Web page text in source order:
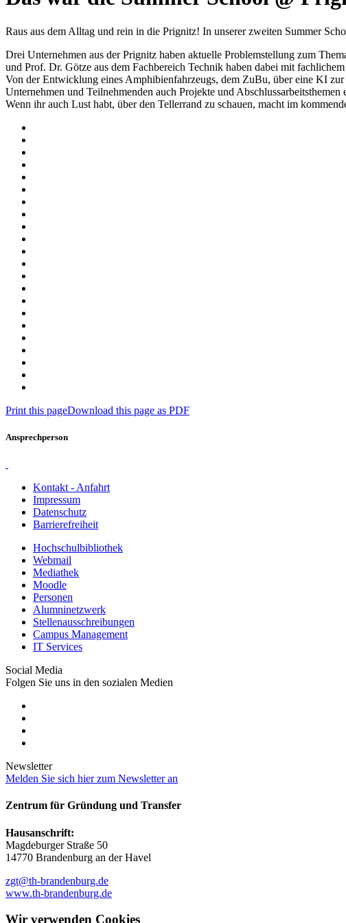
Raus aus dem Alltag und rein in die Prignitz! In unserer zweiten Summer
Drei Unternehmen aus der Prignitz haben aktuelle Problemstellung zum
und Prof. Dr. Götze aus dem Fachbereich Technik haben dabei mit
Von der Entwicklung eines Amphibienfahrzeugs, dem ZuBu, über eine KI
Unternehmen und Teilnehmenden auch Projekte und Abschlussarbeitsthemen
Wenn ihr auch Lust habt, über den Tellerrand zu schauen, macht im
Print this pageDownload this page as PDF
Ansprechperson
Kontakt - Anfahrt
Impressum
Datenschutz
Barrierefreiheit
Hochschulbibliothek
Webmail
Mediathek
Moodle
Personen
Alumninetzwerk
Stellenausschreibungen
Campus Management
IT Services
Social Media
Folgen Sie uns in den sozialen Medien
Newsletter
Melden Sie sich hier zum Newsletter an
Zentrum für Gründung und Transfer
Hausanschrift:
Magdeburger Straße 50
14770 Brandenburg an der Havel
zgt@th-brandenburg.de
www.th-brandenburg.de
Wir verwenden Cookies